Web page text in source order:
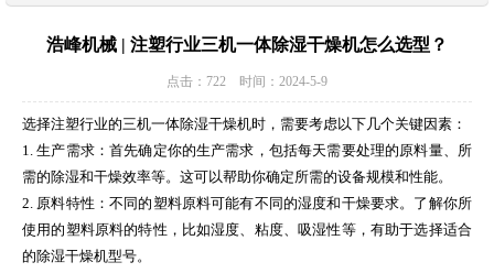
浩峰机械 | 注塑行业三机一体除湿干燥机怎么选型？
点击：722 时间：2024-5-9
选择注塑行业的三机一体除湿干燥机时，需要考虑以下几个关键因素：
1. 生产需求：首先确定你的生产需求，包括每天需要处理的原料量、所
需的除湿和干燥效率等。这可以帮助你确定所需的设备规模和性能。
2. 原料特性：不同的塑料原料可能有不同的湿度和干燥要求。了解你所
使用的塑料原料的特性，比如湿度、粘度、吸湿性等，有助于选择适合
的除湿干燥机型号。